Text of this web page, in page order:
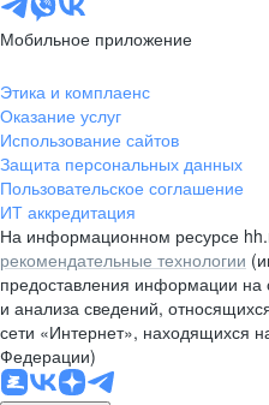
Мобильное приложение
Этика и комплаенс
Оказание услуг
Использование сайтов
Защита персональных данных
Пользовательское соглашение
ИТ аккредитация
На информационном ресурсе
рекомендательные технологии
предоставления информации на
и анализа сведений,
сети «Интернет», находящихся
Федерации)